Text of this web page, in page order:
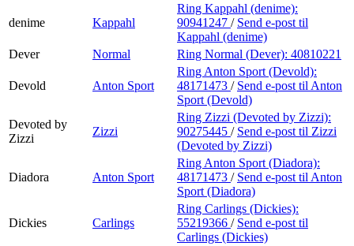
denime Kappahl
Ring Kappahl (denime):
90941247 / Send e-post til
Kappahl (denime)
Dever
Normal Ring Normal (Dever): 40810221
Devold Anton Sport
Ring Anton Sport (Devold):
48171473 / Send e-post til Anton
Sport (Devold)
Devoted by
Zizzi
Zizzi
Ring Zizzi (Devoted by Zizzi):
90275445 / Send e-post til Zizzi
(Devoted by Zizzi)
Diadora Anton Sport
Ring Anton Sport (Diadora):
48171473 / Send e-post til Anton
Sport (Diadora)
Dickies Carlings
Ring Carlings (Dickies):
55219366 / Send e-post til
Carlings (Dickies)